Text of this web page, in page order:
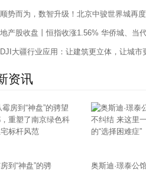
顺势而为，数智升级！北京中骏世界城再
地产股收盘丨恒指收涨1.56% 华侨城、当
DJI大疆行业应用：让建筑更立体，让城市
资讯
到“神盘”的骋 奥斯迪·璟泰公